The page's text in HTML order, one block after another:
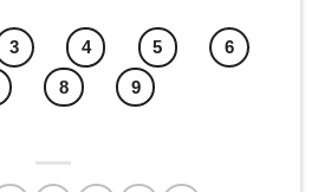
3 4 5
6
8 9